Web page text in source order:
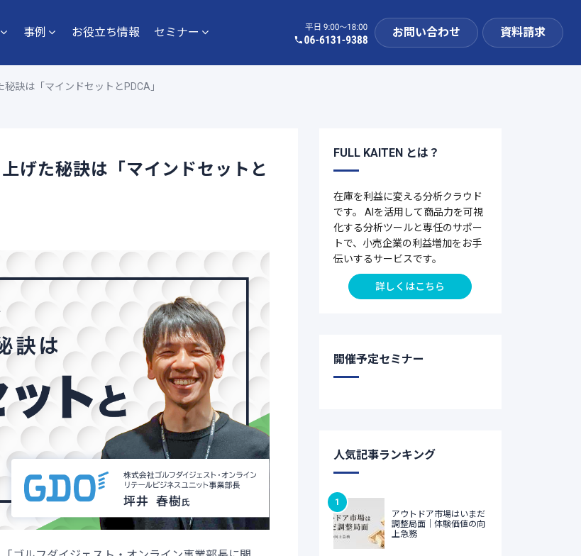
事例 お役立ち情報 セミナー お問い合わせ 資料請求
訣は「マインドセットとPDCA」
げた秘訣は「マインドセットと
FULL KAITEN とは？
在庫を利益に変える分析クラウド
です。 AIを活用して商品力を可視
化する分析ツールと専任のサポー
トで、小売企業の利益増加をお手
伝いするサービスです。
詳しくはこちら
開催予定セミナー
人気記事ランキング